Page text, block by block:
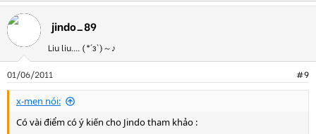
jindo_89
Liu liu.... (*´з`)～♪
01/06/2011 #9
x-men nói:
Có vài điểm có ý kiến cho Jindo tham khảo :